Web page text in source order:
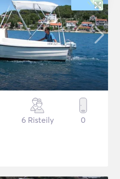
6 Risteily 0